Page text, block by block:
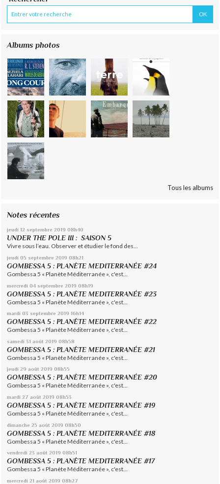
Albums photos
Tous les albums
Notes récentes
jeudi 12 septembre 2019 08h40
UNDER THE POLE III : SAISON 5
Vivre sous l’eau. Observer et étudier le fond des...
jeudi 05 septembre 2019 08h21
GOMBESSA 5 : PLANÈTE MEDITERRANÉE #24
Gombessa 5 « Planète Méditerranée », c'est...
mercredi 04 septembre 2019 08h19
GOMBESSA 5 : PLANÈTE MEDITERRANÉE #23
Gombessa 5 « Planète Méditerranée », c'est...
mardi 03 septembre 2019 16h14
GOMBESSA 5 : PLANÈTE MEDITERRANÉE #22
Gombessa 5 « Planète Méditerranée », c'est...
samedi 31 août 2019 08h58
GOMBESSA 5 : PLANÈTE MEDITERRANÉE #21
Gombessa 5 « Planète Méditerranée », c'est...
jeudi 29 août 2019 08h55
GOMBESSA 5 : PLANÈTE MEDITERRANÉE #20
Gombessa 5 « Planète Méditerranée », c'est...
mardi 27 août 2019 08h53
GOMBESSA 5 : PLANÈTE MEDITERRANÉE #19
Gombessa 5 « Planète Méditerranée », c'est...
dimanche 25 août 2019 08h50
GOMBESSA 5 : PLANÈTE MEDITERRANÉE #18
Gombessa 5 « Planète Méditerranée », c'est...
vendredi 23 août 2019 08h51
GOMBESSA 5 : PLANÈTE MEDITERRANÉE #17
Gombessa 5 « Planète Méditerranée », c'est...
mercredi 21 août 2019 08h27